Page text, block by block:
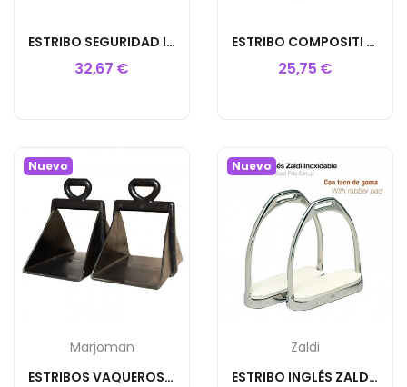
ESTRIBO SEGURIDAD INOX.ARTICULADO HKM
32,67 €
ESTRIBO COMPOSITI 3D REFLEX AMORT.Y REFLECTANTES
25,75 €
Nuevo
Marjoman
ESTRIBOS VAQUEROS NYLON SIN FORRAR 13X22
Nuevo
Zaldi
ESTRIBO INGLÉS ZALDI INOXIDABLE CON TACO 22108